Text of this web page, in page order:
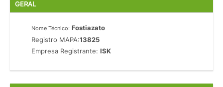
GERAL
Nome Técnico: Fostiazato
Registro MAPA:13825
Empresa Registrante:ISK